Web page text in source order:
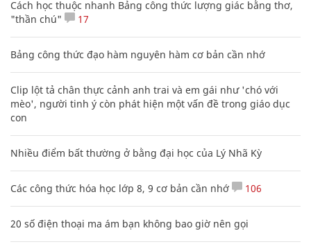
Cách học thuộc nhanh Bảng công thức lượng giác bằng thơ,
"thần chú"
17
Bảng công thức đạo hàm nguyên hàm cơ bản cần nhớ
Clip lột tả chân thực cảnh anh trai và em gái như 'chó với
mèo', người tinh ý còn phát hiện một vấn đề trong giáo dục
con
Nhiều điểm bất thường ở bằng đại học của Lý Nhã Kỳ
Các công thức hóa học lớp 8, 9 cơ bản cần nhớ 106
20 số điện thoại ma ám bạn không bao giờ nên gọi